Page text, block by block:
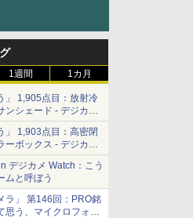
1週間 1カ月
」 1,905点目：放射冷
ンシェード - デジカメ
」 1,903点目：高密閉
ーボックス - デジカメ
デジカメ Watch：こう
ムと呼ぼう
ラ」 第146回：PRO銘
思う、マイクロフォー